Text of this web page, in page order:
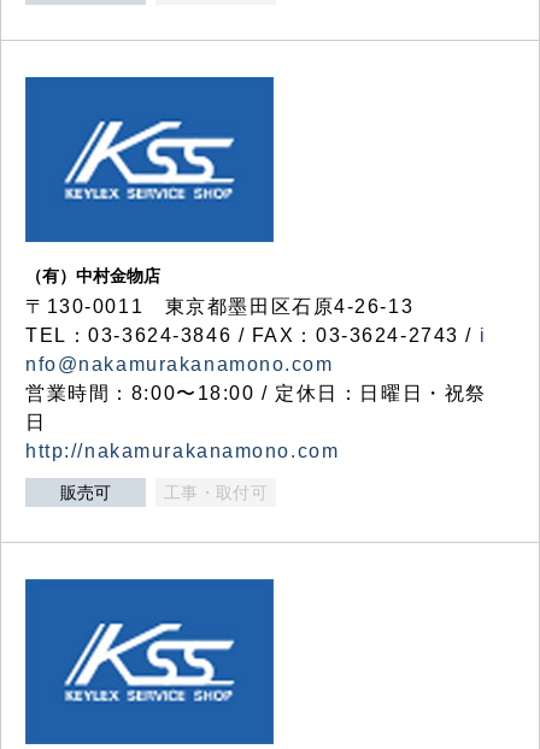
（有）中村金物店
〒130-0011 東京都墨田区石原4-26-13
TEL：03-3624-3846 / FAX：03-3624-2743 / i
nfo@nakamurakanamono.com
営業時間：8:00〜18:00 / 定休日：日曜日・祝祭
日
http://nakamurakanamono.com
販売可 工事・取付可